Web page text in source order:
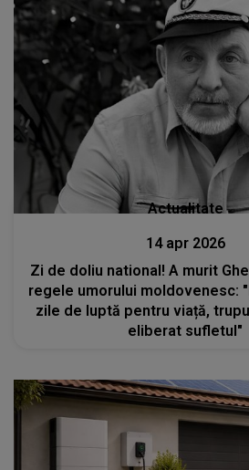
Actualitate
14 apr 2026
Zi de doliu national! A murit
regele umorului moldovenesc:
zile de luptă pentru viață,
eliberat sufletul"